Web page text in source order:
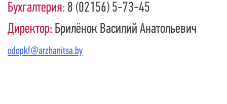
Бухгалтерия: 8 (02156) 5-73-45
Директор: Брилёнок Василий Анатольевич
odopkf@arzhanitsa.by